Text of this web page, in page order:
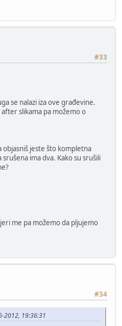
#33
se nalazi iza ove građevine.
slikama pa možemo o
jeste što kompletna
ima dva. Kako su srušili
me pa možemo da pljujemo
#34
2012, 19:36:31